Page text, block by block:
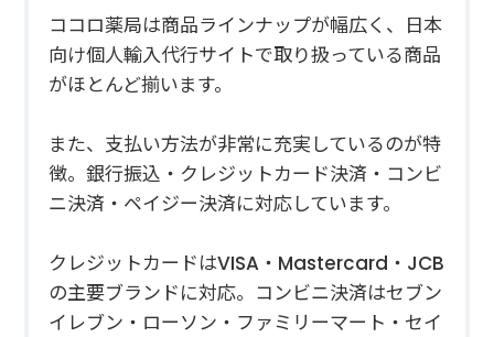
ココロ薬局は商品ラインナップが幅広く、日本
向け個人輸入代行サイトで取り扱っている商品
がほとんど揃います。
また、支払い方法が非常に充実しているのが特
徴。銀行振込・クレジットカード決済・コンビ
ニ決済・ペイジー決済に対応しています。
クレジットカードはVISA・Mastercard・JCB
の主要ブランドに対応。コンビニ決済はセブン
イレブン・ローソン・ファミリーマート・セイ